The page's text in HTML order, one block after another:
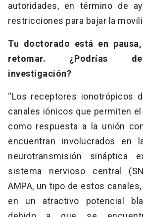
autoridades, en término de
restricciones para bajar la
Tu doctorado está en
retomar. ¿Podrías
investigación?
“Los receptores ionotrópicos
canales iónicos que permiten
como respuesta a la unión
encuentran involucrados en
neurotransmisión sináptica
sistema nervioso central
AMPA, un tipo de estos
en un atractivo potencial